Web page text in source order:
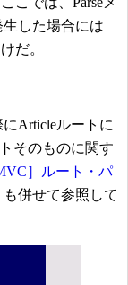
した場合には
だ。
Articleルートに
そのものに関す
］ルート・パ
も併せて参照して